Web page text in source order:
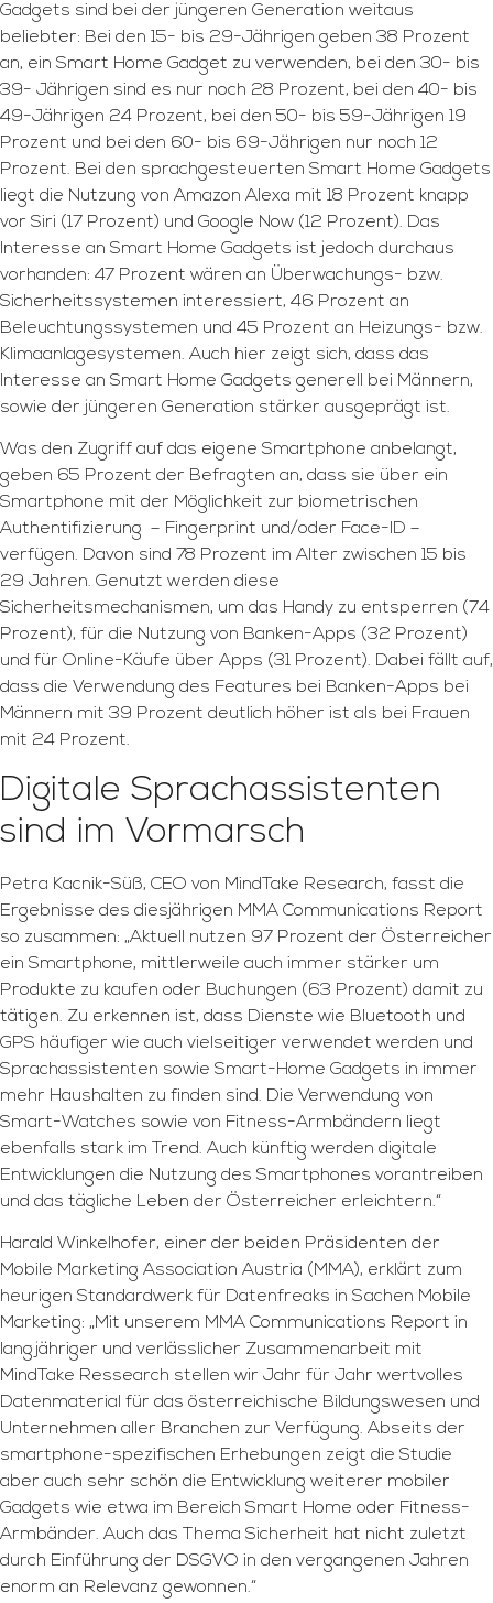
Gadgets sind bei der jüngeren Generation weitaus
beliebter: Bei den 15- bis 29-Jährigen geben 38 Prozent
an, ein Smart Home Gadget zu verwenden, bei den 30- bis
39- Jährigen sind es nur noch 28 Prozent, bei den 40- bis
49-Jährigen 24 Prozent, bei den 50- bis 59-Jährigen 19
Prozent und bei den 60- bis 69-Jährigen nur noch 12
Prozent. Bei den sprachgesteuerten Smart Home Gadgets
liegt die Nutzung von Amazon Alexa mit 18 Prozent knapp
vor Siri (17 Prozent) und Google Now (12 Prozent). Das
Interesse an Smart Home Gadgets ist jedoch durchaus
vorhanden: 47 Prozent wären an Überwachungs- bzw.
Sicherheitssystemen interessiert, 46 Prozent an
Beleuchtungssystemen und 45 Prozent an Heizungs- bzw.
Klimaanlagesystemen. Auch hier zeigt sich, dass das
Interesse an Smart Home Gadgets generell bei Männern,
sowie der jüngeren Generation stärker ausgeprägt ist.
Was den Zugriff auf das eigene Smartphone anbelangt,
geben 65 Prozent der Befragten an, dass sie über ein
Smartphone mit der Möglichkeit zur biometrischen
Authentifizierung – Fingerprint und/oder Face-ID –
verfügen. Davon sind 78 Prozent im Alter zwischen 15 bis
29 Jahren. Genutzt werden diese
Sicherheitsmechanismen, um das Handy zu entsperren (74
Prozent), für die Nutzung von Banken-Apps (32 Prozent)
und für Online-Käufe über Apps (31 Prozent). Dabei fällt auf,
dass die Verwendung des Features bei Banken-Apps bei
Männern mit 39 Prozent deutlich höher ist als bei Frauen
mit 24 Prozent.
Digitale Sprachassistenten
sind im Vormarsch
Petra Kacnik-Süß, CEO von MindTake Research, fasst die
Ergebnisse des diesjährigen MMA Communications Report
so zusammen: „Aktuell nutzen 97 Prozent der Österreicher
ein Smartphone, mittlerweile auch immer stärker um
Produkte zu kaufen oder Buchungen (63 Prozent) damit zu
tätigen. Zu erkennen ist, dass Dienste wie Bluetooth und
GPS häufiger wie auch vielseitiger verwendet werden und
Sprachassistenten sowie Smart-Home Gadgets in immer
mehr Haushalten zu finden sind. Die Verwendung von
Smart-Watches sowie von Fitness-Armbändern liegt
ebenfalls stark im Trend. Auch künftig werden digitale
Entwicklungen die Nutzung des Smartphones vorantreiben
und das tägliche Leben der Österreicher erleichtern.“
Harald Winkelhofer, einer der beiden Präsidenten der
Mobile Marketing Association Austria (MMA), erklärt zum
heurigen Standardwerk für Datenfreaks in Sachen Mobile
Marketing: „Mit unserem MMA Communications Report in
langjähriger und verlässlicher Zusammenarbeit mit
MindTake Ressearch stellen wir Jahr für Jahr wertvolles
Datenmaterial für das österreichische Bildungswesen und
Unternehmen aller Branchen zur Verfügung. Abseits der
smartphone-spezifischen Erhebungen zeigt die Studie
aber auch sehr schön die Entwicklung weiterer mobiler
Gadgets wie etwa im Bereich Smart Home oder Fitness-
Armbänder. Auch das Thema Sicherheit hat nicht zuletzt
durch Einführung der DSGVO in den vergangenen Jahren
enorm an Relevanz gewonnen.“